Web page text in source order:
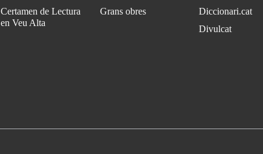
Certamen de Lectura
en Veu Alta
Grans obres
Diccionari.cat
Divulcat